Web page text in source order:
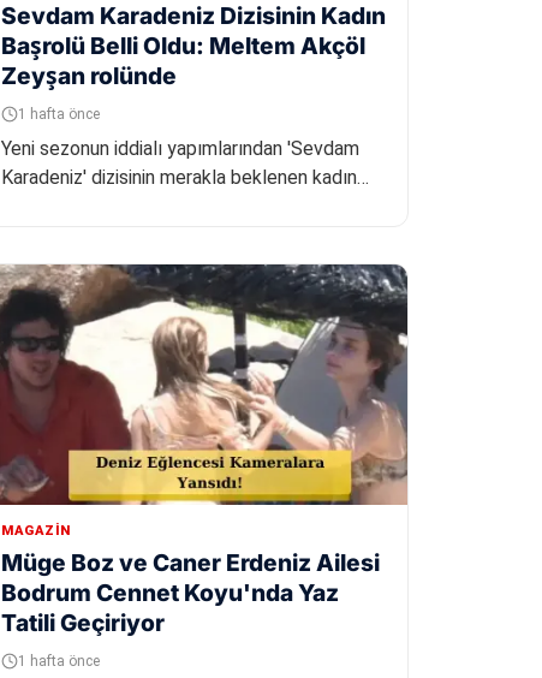
Sevdam Karadeniz Dizisinin Kadın
Başrolü Belli Oldu: Meltem Akçöl
Zeyşan rolünde
1 hafta önce
Yeni sezonun iddialı yapımlarından 'Sevdam
Karadeniz' dizisinin merakla beklenen kadın
MAGAZIN
Müge Boz ve Caner Erdeniz Ailesi
Bodrum Cennet Koyu'nda Yaz
Tatili Geçiriyor
1 hafta önce